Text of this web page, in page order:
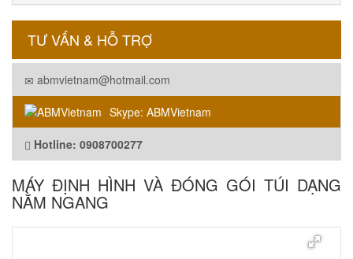
TƯ VẤN & HỖ TRỢ
abmvietnam@hotmail.com
Skype: ABMVietnam
Hotline: 0908700277
MÁY ĐỊNH HÌNH VÀ ĐÓNG GÓI TÚI DẠNG
NẰM NGANG